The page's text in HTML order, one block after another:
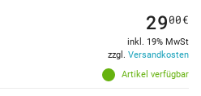
Artikel verfügbar
2900€
inkl. 19% MwSt
zzgl. Versandkosten